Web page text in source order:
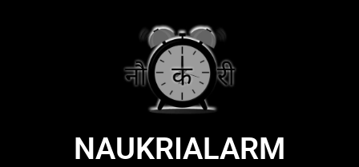
NAUKRIALARM